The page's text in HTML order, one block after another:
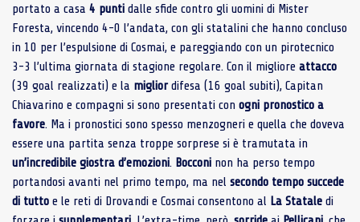
portato a casa 4 punti dalle sfide contro gli uomini di Mister
Foresta, vincendo 4-0 l’andata, con gli statalini che hanno concluso
in 10 per l’espulsione di Cosmai, e pareggiando con un pirotecnico
3-3 l’ultima giornata di stagione regolare. Con il migliore attacco
(39 goal realizzati) e la migliordifesa (16 goal subiti), Capitan
Chiavarino e compagni si sono presentati con ogni pronostico a
favore. Ma i pronostici sono spesso menzogneri e quella che doveva
essere una partita senza troppe sorprese si è tramutata in
un’incredibile giostra d’emozioni. Bocconi non ha perso tempo
portandosi avanti nel primo tempo, ma nel secondo tempo succede
di tutto e le reti di Drovandi e Cosmai consentono al La Statale di